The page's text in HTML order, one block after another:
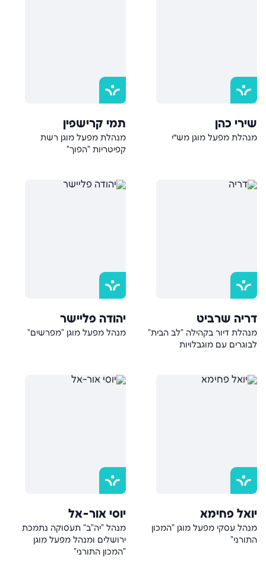
שירי כהן
מנהלת מפעל מוגן מש״י
תמי קרישפין
מנהלת מפעל מוגן רשת
קפיטריות "הפוך"
דריה שרביט
מנהלת דיור בקהילה "לב הבית"
לבוגרים עם מוגבלויות
יהודה פליישר
מנהל מפעל מוגן "מפרשים"
יואל פחימא
מנהל עסקי מפעל מוגן "המכון
התורני"
יוסי אור-אל
מנהל "יה"ב" תעסוקה נתמכת
ירושלים ומנהל מפעל מוגן
"המכון התורני"